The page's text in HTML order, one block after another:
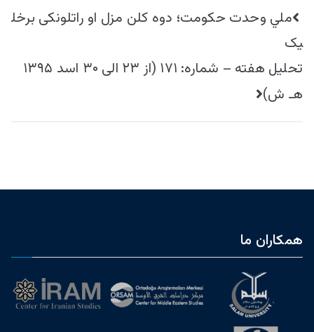
راهبری
نوشته
ملي وحدت حکومت؛ دوه کلن مزل او راتلونکی برخل
يک
تحليل هفته – شماره: ۱۷۱ (از ۲۳ الی ۳۰ اسد ۱۳۹۵
هـ ش)
همکاران ما